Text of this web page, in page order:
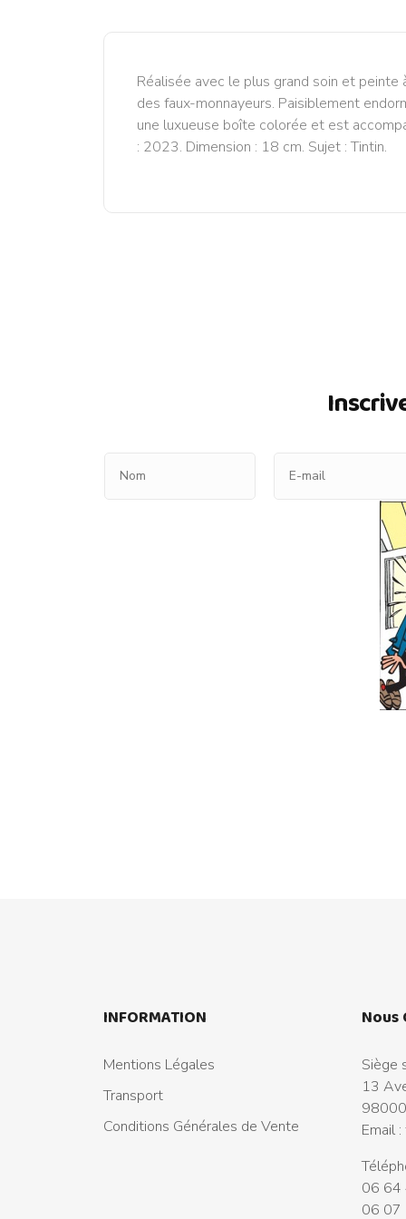
Réalisée avec le plus grand soin et peinte
des faux-monnayeurs. Paisiblement
une luxueuse boîte colorée et est
: 2023. Dimension : 18 cm. Sujet : Tintin.
INFORMATION
Mentions Légales
Transport
Conditions Générales de Vente
Siège
13
Email :
06 64
06 07